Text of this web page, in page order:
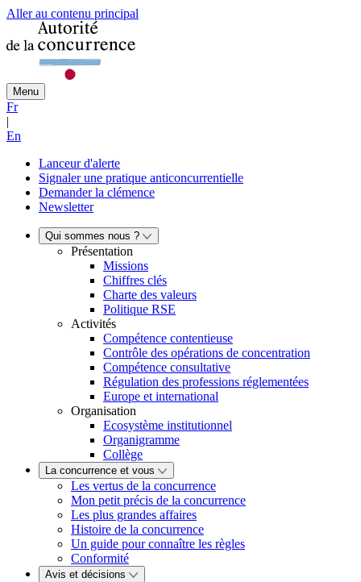
Aller au contenu principal
Menu
Fr
|
En
Lanceur d'alerte
Signaler une pratique anticoncurrentielle
Demander la clémence
Newsletter
Qui sommes nous ?
Présentation
Missions
Chiffres clés
Charte des valeurs
Politique RSE
Activités
Compétence contentieuse
Contrôle des opérations de concentration
Compétence consultative
Régulation des professions réglementées
Europe et international
Organisation
Ecosystème institutionnel
Organigramme
Collège
La concurrence et vous
Les vertus de la concurrence
Mon petit précis de la concurrence
Les plus grandes affaires
Histoire de la concurrence
Un guide pour connaître les règles
Conformité
Avis et décisions